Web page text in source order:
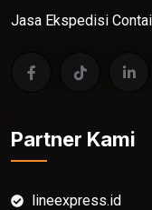
Jasa Ekspedisi
Partner Kami
lineexpress.id